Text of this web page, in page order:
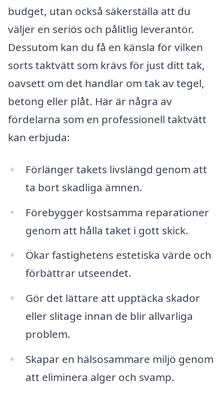
budget, utan också säkerställa att du
väljer en seriös och pålitlig leverantör.
Dessutom kan du få en känsla för vilken
sorts taktvätt som krävs för just ditt tak,
oavsett om det handlar om tak av tegel,
betong eller plåt. Här är några av
fördelarna som en professionell taktvätt
kan erbjuda:
Förlänger takets livslängd genom att
ta bort skadliga ämnen.
Förebygger kostsamma reparationer
genom att hålla taket i gott skick.
Ökar fastighetens estetiska värde och
förbättrar utseendet.
Gör det lättare att upptäcka skador
eller slitage innan de blir allvarliga
problem.
Skapar en hälsosammare miljö genom
att eliminera alger och svamp.